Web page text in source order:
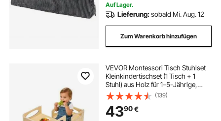
Auf Lager.
Lieferung:sobald Mi. Aug. 12
Zum Warenkorb hinzufügen
VEVOR Montessori Tisch Stuhlset
Kleinkindertischset (1 Tisch + 1
Stuhl) aus Holz für 1–5-Jährige,
höhenverstellbarer Aktivitätstisch
Spieltisch für Kinder, ideal zum
Lesen Essen Spielen – Natur
(139)
4390€